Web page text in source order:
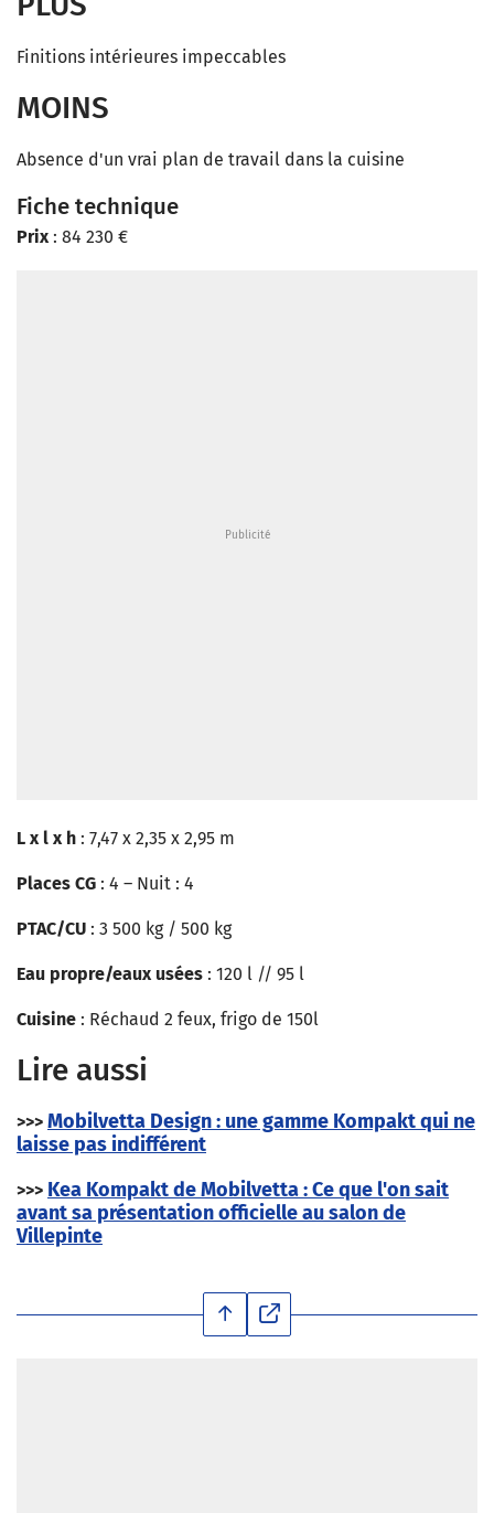
Finitions intérieures impeccables
MOINS
Absence d'un vrai plan de travail dans la cuisine
Fiche technique
Prix: 84 230 €
L x l x h : 7,47 x 2,35 x 2,95 m
Places CG : 4 – Nuit : 4
PTAC/CU : 3 500 kg / 500 kg
Eau propre/eaux usées : 120 l // 95 l
Cuisine : Réchaud 2 feux, frigo de 150l
Lire aussi
>>> Mobilvetta Design : une gamme Kompakt qui ne
laisse pas indifférent
>>> Kea Kompakt de Mobilvetta : Ce que l'on sait
avant sa présentation officielle au salon de
Villepinte